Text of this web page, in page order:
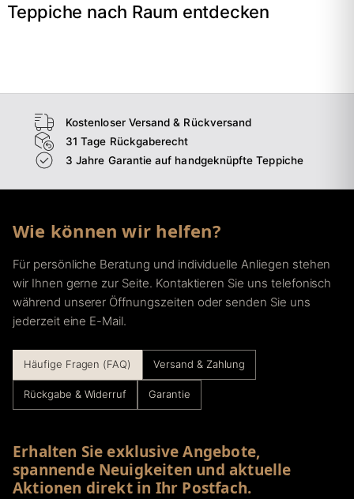
Teppiche nach Raum entdecken
Wohnzimmer
Kostenloser Versand & Rückversand
31 Tage Rückgaberecht
3 Jahre Garantie auf handgeknüpfte Teppiche
Wie können wir helfen?
Für persönliche Beratung und individuelle Anliegen stehen
wir Ihnen gerne zur Seite. Kontaktieren Sie uns telefonisch
während unserer Öffnungszeiten oder senden Sie uns
jederzeit eine E-Mail.
Häufige Fragen (FAQ) Versand & Zahlung
Rückgabe & Widerruf Garantie
Erhalten Sie exklusive Angebote,
spannende Neuigkeiten und aktuelle
Aktionen direkt in Ihr Postfach.